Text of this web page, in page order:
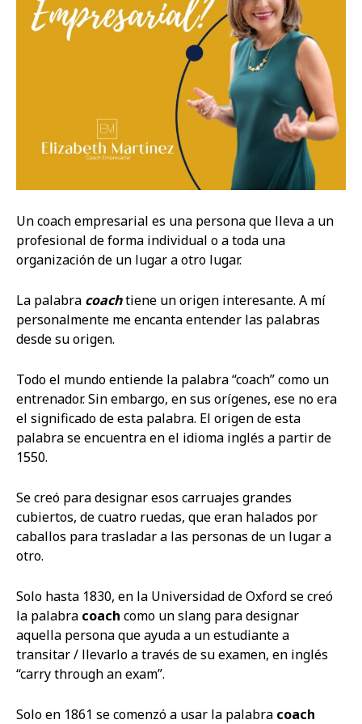
Un coach empresarial es una persona que lleva a un
profesional de forma individual o a toda una
organización de un lugar a otro lugar.
La palabra coachtiene un origen interesante. A mí
personalmente me encanta entender las palabras
desde su origen.
Todo el mundo entiende la palabra “coach” como un
entrenador. Sin embargo, en sus orígenes, ese no era
el significado de esta palabra. El origen de esta
palabra se encuentra en el idioma inglés a partir de
1550.
Se creó para designar esos carruajes grandes
cubiertos, de cuatro ruedas, que eran halados por
caballos para trasladar a las personas de un lugar a
otro.
Solo hasta 1830, en la Universidad de Oxford se creó
la palabra coach como un slang para designar
aquella persona que ayuda a un estudiante a
transitar / llevarlo a través de su examen, en inglés
“carry through an exam”.
Solo en 1861 se comenzó a usar la palabra coach